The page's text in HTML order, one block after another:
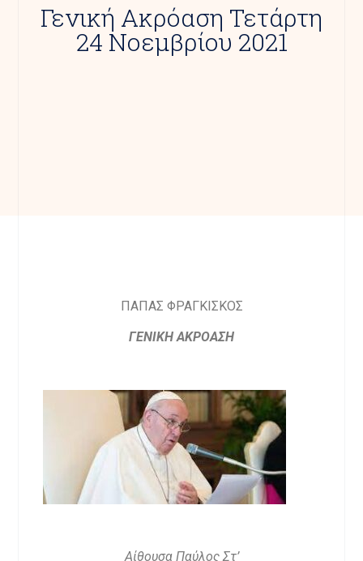
Γενική Ακρόαση Τετάρτη
24 Νοεμβρίου 2021
ΠΑΠΑΣ ΦΡΑΓΚΙΣΚΟΣ
ΓΕΝΙΚΗ ΑΚΡΟΑΣΗ
Αίθουσα Παύλος Στ’